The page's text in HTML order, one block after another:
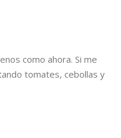
como ahora. Si me
tomates, cebollas y